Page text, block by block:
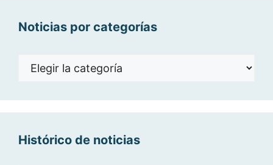
Noticias por categorías
Noticias
Histórico de noticias